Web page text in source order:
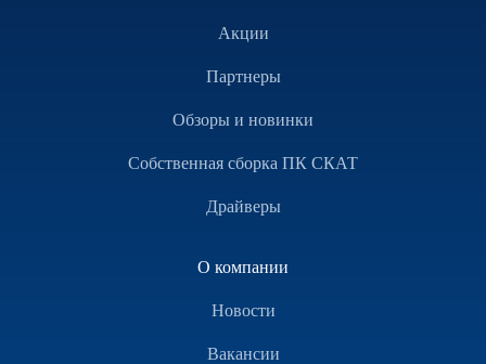
Акции
Партнеры
Обзоры и новинки
Собственная сборка ПК СКАТ
Драйверы
О компании
Новости
Вакансии